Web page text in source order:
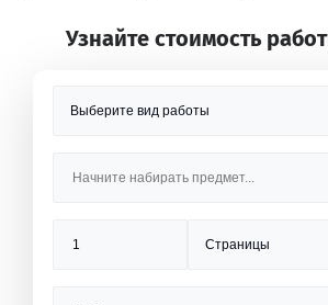
Узнайте стоимость